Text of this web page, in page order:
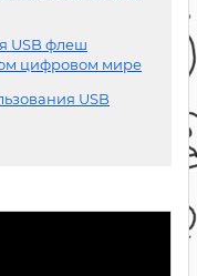
USB флеш
цифровом мире
USB